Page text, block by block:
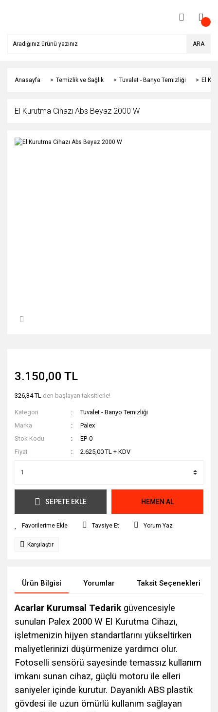
ARA
Anasayfa Temizlik ve Sağlık Tuvalet - Banyo Temizliği El
El Kurutma Cihazı Abs Beyaz 2000 W
3.150,00 TL
326,34 TL den başlayan taksitlerle!
Kategori
Tuvalet - Banyo Temizliği
Marka
Palex
Stok Kodu
EP-0
Fiyat
2.625,00 TL + KDV
SEPETE EKLE HEMEN AL
Tavsiye Et Yorum Yaz
Karşılaştır
Ürün Bilgisi Yorumlar Taksit Seçenekleri
Acarlar Kurumsal Tedarik güvencesiyle
sunulan Palex 2000 W El Kurutma Cihazı,
işletmenizin hijyen standartlarını yükseltirken
maliyetlerinizi düşürmenize yardımcı olur.
Fotoselli sensörü sayesinde temassız kullanım
imkanı sunan cihaz, güçlü motoru ile elleri
saniyeler içinde kurutur. Dayanıklı ABS plastik
gövdesi ile uzun ömürlü kullanım sağlayan